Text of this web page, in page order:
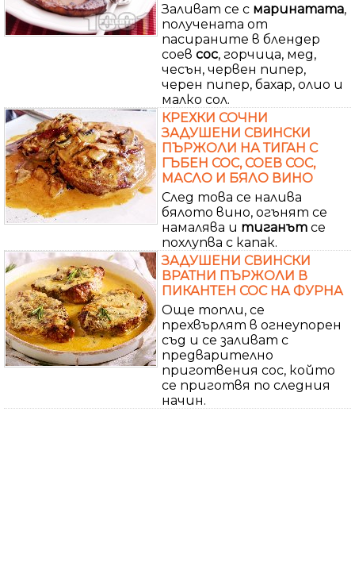
Заливат се с маринатата,
получената от
пасираните в блендер
соев сос, горчица, мед,
чесън, червен пипер,
черен пипер, бахар, олио и
малко сол.
КРЕХКИ СОЧНИ
ЗАДУШЕНИ СВИНСКИ
ПЪРЖОЛИ НА ТИГАН С
ГЪБЕН СОС, СОЕВ СОС,
МАСЛО И БЯЛО ВИНО
След това се налива
бялото вино, огънят се
намалява и тиганът се
похлупва с капак.
ЗАДУШЕНИ СВИНСКИ
ВРАТНИ ПЪРЖОЛИ В
ПИКАНТЕН СОС НА ФУРНА
Още топли, се
прехвърлят в огнеупорен
съд и се заливат с
предварително
приготвения сос, който
се приготвя по следния
начин.